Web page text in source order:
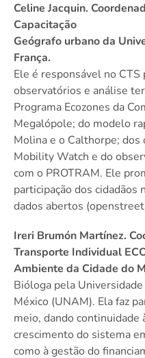
Celine Jacquin.
Capacitação
Geógrafo urbano da
França.
Ele é responsável no
observatórios e análise
Programa Ecozones da
Megalópole; do modelo
Molina e o Calthorpe;
Mobility Watch e do
com o PROTRAM. Ele
participação dos cidadãos
dados abertos
Ireri Brumón Martínez.
Transporte Individual
Ambiente da Cidade do
Bióloga pela
México (UNAM). Ela faz
meio, dando continuidade
crescimento do sistema
como à gestão do